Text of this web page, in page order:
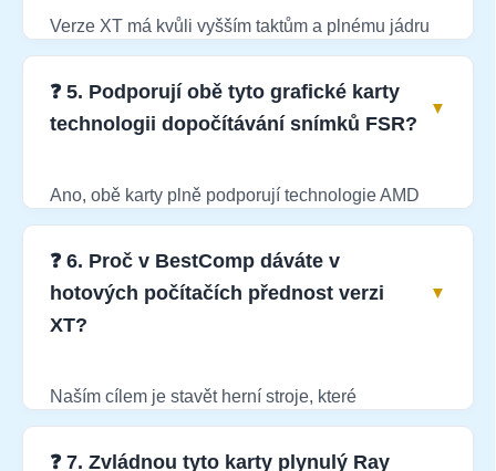
Verze XT má kvůli vyšším taktům a plnému jádru
vyšší spotřebu v zátěži. V BestComp do sestav s
touto kartou osazujeme kvalitní a certifikované
zdroje o minimálním výkonu 750W až 850W, což
zaručuje stoprocentní stabilitu napájecích větví i
❓ 5. Podporují obě tyto grafické karty
technologii dopočítávání snímků FSR?
Ano, obě karty plně podporují technologie AMD
FidelityFX Super Resolution (FSR 3 a nejnovější
FSR 4). Zapnutím funkce Frame Generation v
herním menu Settings dokážete plynulost obrazu v
náročných titulech prakticky zdvojnásobit bez
❓ 6. Proč v BestComp dáváte v
hotových počítačích přednost verzi
XT?
Naším cílem je stavět herní stroje, které
zákazníkům nabídnou absolutní maximum bez
kompromisů. Verze XT poskytuje stabilnější
❓ 7. Zvládnou tyto karty plynulý Ray